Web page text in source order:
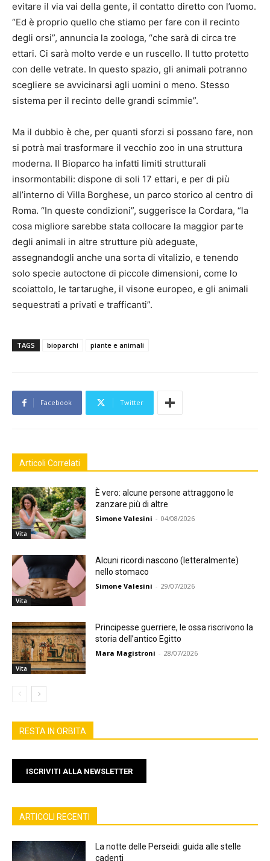
evitare il via vai della gente, il contatto diretto con l’uomo.
“Ed è proprio quello che stiamo per fare con il recinto
degli orsi”, annuncia la zoologa, “che sarà di circa tre
ettari. Ci sarà molto verde e un ruscello. Il tutto protetto
con delle vetrate. In questo spazio, gli animali potranno
scegliere se avvicinarsi agli uomini o meno. Stesso
sistema per il recinto delle grandi scimmie”.
Ma il dubbio è che, per quanti sforzi si possano fare, non
si potrà mai trasformare il vecchio zoo in una struttura
moderna. Il Bioparco ha infatti limiti strutturali
insormontabili: dispone di soli 17 ettari, e per di più
all’interno di Villa Borghese, un parco storico al centro di
Roma. “In queste condizioni”, suggerisce la Cordara, “la
cosa migliore sarebbe stata collocare la maggior parte
degli animali in altre strutture più adeguate,
assegnandogli anche una sorta di vitalizio, e tenendo
solo specie autoctone di piccole dimensioni, come lo
scoiattolo, le tartarughe, il visone europeo, e gli animali
sequestrati a privati e trafficanti”.
TAGS bioparchi piante e animali
Facebook Twitter
Articoli Correlati
Vita
È vero: alcune persone attraggono le
zanzare più di altre
Simone Valesini - 04/08/2026
Vita
Alcuni ricordi nascono (letteralmente)
nello stomaco
Simone Valesini - 29/07/2026
Vita
Principesse guerriere, le ossa riscrivono la
storia dell’antico Egitto
Mara Magistroni - 28/07/2026
RESTA IN ORBITA
ISCRIVITI ALLA NEWSLETTER
ARTICOLI RECENTI
La notte delle Perseidi: guida alle stelle
cadenti